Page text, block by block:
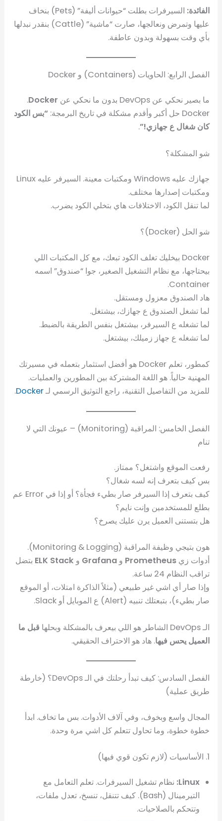
الفائدة:
السيرفرات بطلت “حيوانات أليفة” (Pets) بنخاف
عليها وتمرض ونعالجها، صارت “ماشية” (Cattle) بنقدر نبدلها
بأي وقت بسهولة وبدون عاطفة.
الفصل الرابع: الحاويات (Containers) و Docker
ما بصير نحكي عن DevOps بدون ما نحكي عن Docker
.
Docker حل أكبر وأقدم مشكلة في تاريخ البرمجة:
“بس الكود
كان شغال ع جهازي!”.
شو المشكلة؟
جهازك عليه Windows ومكتبات معينة. السيرفر عليه Linux
ومكتبات إصدارها مختلف.
لما تنقل الكود، الاختلافات هاي بتخلي الكود يضرب.
شو الحل (Docker)؟
Docker بيخليك تغلف الكود تبعك، مع كل المكتبات اللي
بيحتاجها، مع نظام التشغيل الصغير، جوا “صندوق” اسمه
Container.
هاد الصندوق معزول ومستقل.
لما تشغل الصندوق ع جهازك، بيشتغل.
لما تشغله ع السيرفر، بيشتغل بنفس الطريقة بالضبط.
لما تشغله ع جهاز زميلك، بيشتغل.
كمطور، تعلم Docker هو أفضل استثمار بتعمله في مسيرتك
المهنية حالياً. هو اللغة المشتركة بين المطورين والعمليات.
للمزيد من التفاصيل التقنية، راجع التوثيق الرسمي لـDocker
.
الفصل الخامس: المراقبة (Monitoring) – عيونك التي لا
تنام
رفعت الموقع واشتغل؟ ممتاز.
بس كيف بتعرف إنه لسه شغال؟
كيف بتعرف إذا السيرفر صار بطيء فجأة؟ أو إذا في Error عم
بطلع للمستخدمين وإنت نايم؟
هل بتستنى العميل يرن عليك يصرخ؟
هون بتيجي وظيفة المراقبة (Monitoring & Logging).
أدوات زيPrometheus وGrafana و ELK Stack بتضل
تراقب النظام 24 ساعة.
وإذا صار أي اشي غير طبيعي (مثلاً الذاكرة امتلات، أو الموقع
صار بطيء)، بتبعتلك تنبيه (Alert) ع الموبايل أو Slack.
الـ DevOps الشاطر هو اللي بيعرف بالمشكلة وبحلها
قبل ما
العميل يحس فيها. هاد هو الاحتراف الحقيقي.
الفصل السادس: كيف تبدأ رحلتك في الـ DevOps؟ (خارطة
طريق عملية)
المجال واسع وبخوف، وفي آلاف الأدوات. بس ما تخاف. ابدأ
خطوة خطوة، وما تحاول تتعلم كل اشي مرة وحدة.
1. الأساسيات (لازم تكون قوي فيها)
Linux: نظام تشغيل السيرفرات. تعلم التعامل مع
التيرمينال (Bash). كيف تتنقل، تنسخ، تعدل ملفات،
وتتحكم بالصلاحيات.